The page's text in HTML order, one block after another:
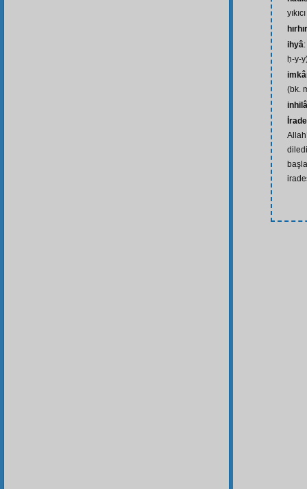
ihyâ
ḥ-y-
(bk.